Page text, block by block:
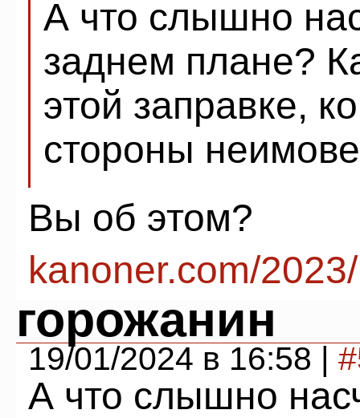
А что слышно
заднем плане?
этой заправке,
стороны
Вы об этом?
kanoner.com/
горожанин
19/01/2024 в 16:58 |
А что слышно